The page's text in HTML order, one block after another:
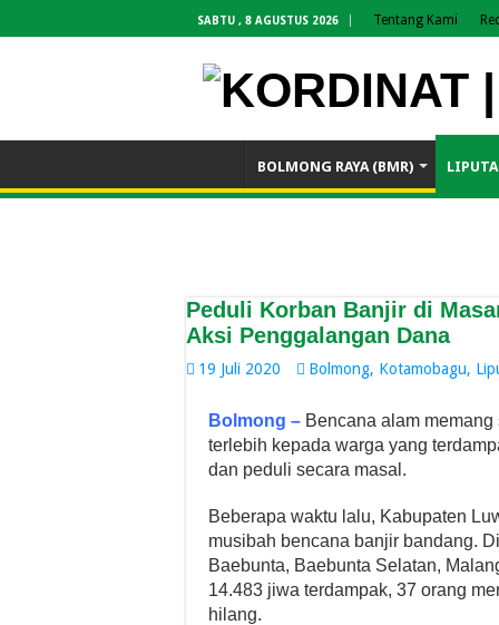
SABTU , 8 AGUSTUS 2026 Tentang Kami
BOLMONG RAYA (BMR)
Peduli Korban Banjir di
Aksi Penggalangan Dana
19 Juli 2020 Bolmong, Kotamobagu,
Bolmong – Bencana alam
terlebih kepada warga yang
dan peduli secara masal.
Beberapa waktu lalu, Kabupaten
musibah bencana banjir bandang.
Baebunta, Baebunta Selatan,
14.483 jiwa terdampak, 37 orang
hilang.